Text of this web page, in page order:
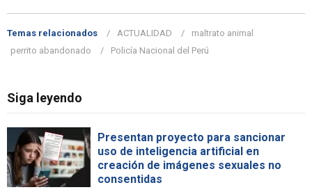
Temas relacionados ACTUALIDAD
maltrato animal
perrito abandonado
Policía Nacional del Perú
Siga leyendo
Presentan proyecto para sancionar
uso de inteligencia artificial en
creación de imágenes sexuales no
consentidas